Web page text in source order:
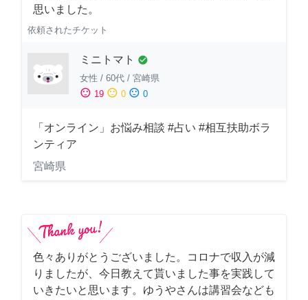
思いました。
依頼されたチケット
ミニトマト check_circle
女性 / 60代 / 宮崎県
sentiment_satisfied 19 sentiment_neutral 0 sentiment_dissatisfied 0
「オンライン」お悩み相談 #占い #相互扶助ボラ
ンティア
宮崎県
色々ありがとうございました。コロナで収入が減
りましたが、今日教えて貰いました事を実践して
いきたいと思います。ゆうやさんは講習会なども